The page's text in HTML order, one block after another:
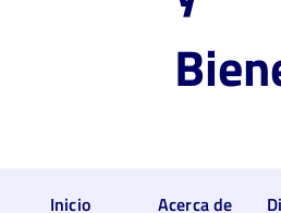
Inicio Acerca de